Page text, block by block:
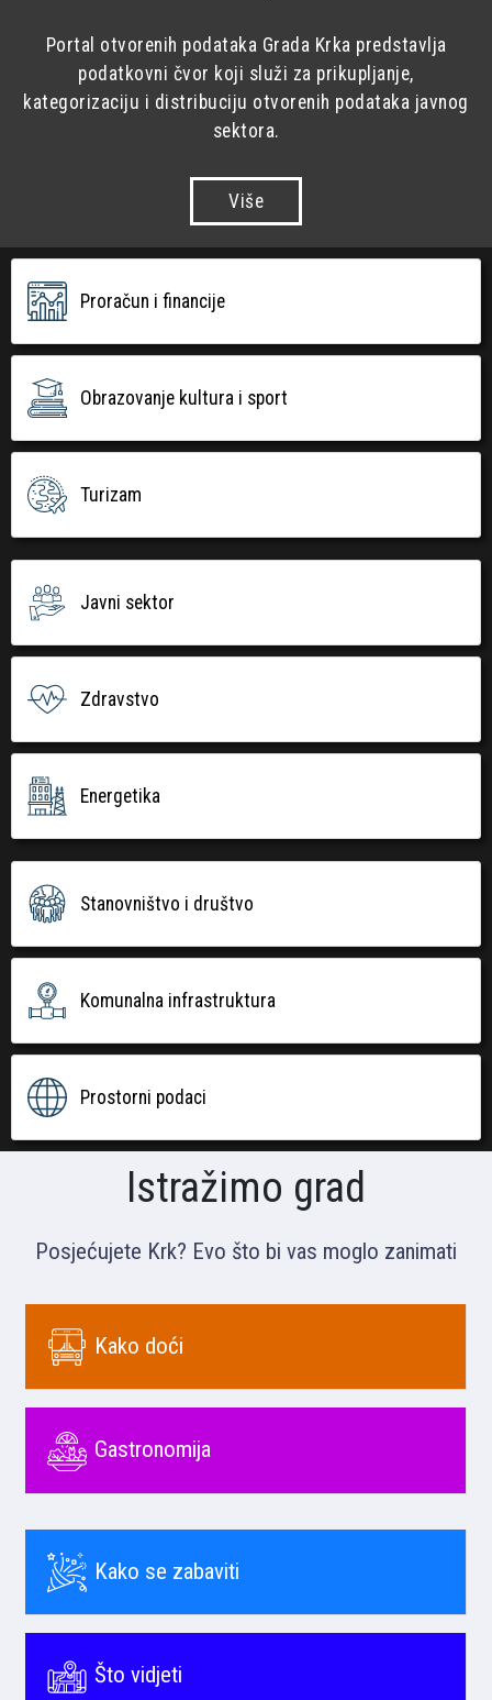
Portal otvorenih podataka Grada Krka predstavlja
podatkovni čvor koji služi za prikupljanje,
kategorizaciju i distribuciju otvorenih podataka javnog
sektora.
Više
Proračun i financije
Obrazovanje kultura i sport
Turizam
Javni sektor
Zdravstvo
Energetika
Stanovništvo i društvo
Komunalna infrastruktura
Prostorni podaci
Istražimo grad
Posjećujete Krk? Evo što bi vas moglo zanimati
Kako doći
Gastronomija
Kako se zabaviti
Što vidjeti